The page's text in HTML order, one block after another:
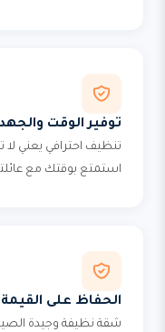
توفير الوقت
تنظيف احترافي يعني
استمتع بوقتك مع
الحفاظ على القيمة
شقة نظيفة وجيدة